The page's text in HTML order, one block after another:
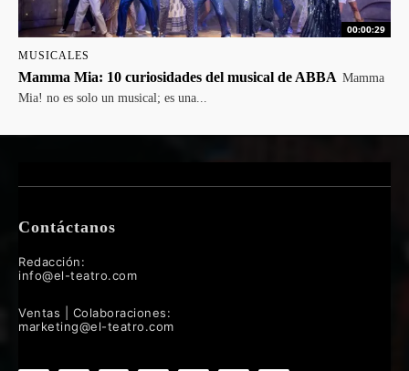
00:00:29
MUSICALES
Mamma Mia: 10 curiosidades del musical de ABBA Mamma
Mia! no es solo un musical; es una...
Contáctanos
Redacción:
info@el-teatro.com
Ventas | Colaboraciones:
marketing@el-teatro.com